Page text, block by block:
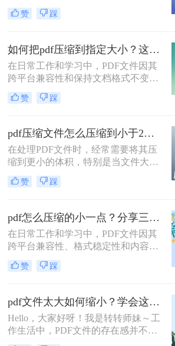
输和存储时，较大的文件大小可能会
成为一个难题。压缩PDF文件不仅可
在网络中的传输速度。那么PDF如何
压缩呢？以下是几种简单有效的方
法，帮助你压缩PDF文件而不牺牲太
多质量。
赞 踩
如何把pdf压缩到指定大小？这3种压缩方法操作起来很简单!！
在日常工作和学习中，PDF文件因其
跨平台兼容性和保持文档格式不变的
特点而广受欢迎。然而，随着文件内
容的增加，PDF文件的大小也会相应
间，还可能影响文件的传输速度。因
此，将PDF文件压缩到指定大小成为
了一个常见的需求。那么如何把pdf压
缩到指定大小呢？本文将详细介绍几
种方法，帮助你将PDF文件压缩到所
需的大小。
赞 踩
pdf压缩文件怎么压缩到小于2M？可以试试这三个方法!
在处理PDF文件时，经常需要将其压
缩到更小的体积，特别是当文件大小
超过特定限制（如2MB）时，压缩变
得尤为重要。无论是为了电子邮件发
间，掌握几种有效的PDF压缩方法都
是非常有帮助的。那么pdf压缩文件怎
么压缩到小于2M呢？以下是四种实用
的PDF压缩方法，帮助你轻松将文件
压缩到小于2MB。
赞 踩
pdf怎么压缩的小一点？分享三招轻松压缩!！
在日常工作和学习中，PDF文件因其
跨平台兼容性、格式稳定性和内容不
可编辑性而备受欢迎。然而，随着文
件内容的增加，PDF文件往往会变得
便。为了解决这一问题，那么pdf怎么
压缩的小一点呢？本文将详细介绍几
种有效压缩PDF文件大小的方法，帮
助您轻松管理文件，提升工作效率。
赞 踩
pdf文件太大如何缩小？学会这些方法轻松缩小文件体积！
Hello，大家好呀！我是转转师妹～工
作生活中，PDF文件的存在感并不
弱，而有时需要传输的工作或学习资